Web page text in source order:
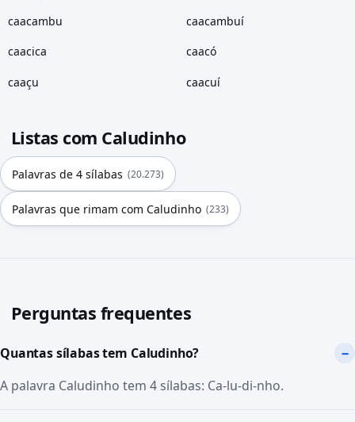
caacambu caacambuí
caacica caacó
caaçu caacuí
Listas com Caludinho
Palavras de 4 sílabas (20.273)
Palavras que rimam com Caludinho (233)
Perguntas frequentes
Quantas sílabas tem Caludinho?
A palavra Caludinho tem 4 sílabas: Ca-lu-di-nho.